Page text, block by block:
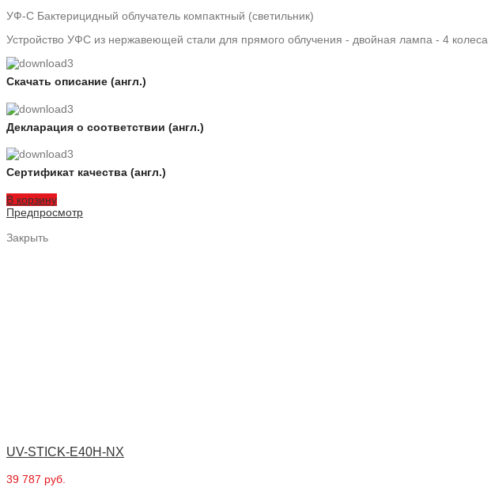
УФ-С Бактерицидный облучатель компактный (светильник)
Устройство УФС из нержавеющей стали для прямого облучения - двойная лампа - 4 колеса
Скачать описание (англ.)
Декларация о соответствии (англ.)
Сертификат качества (англ.)
В корзину
Предпросмотр
Закрыть
UV-STICK-E40H-NX
39 787 руб.